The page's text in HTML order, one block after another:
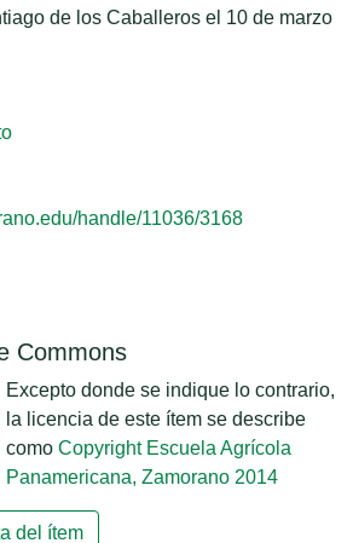
de los Caballeros el 10 de marzo
handle/11036/3168
Commons
Excepto donde se indique lo contrario,
la licencia de este ítem se describe
como Copyright Escuela Agrícola
Panamericana, Zamorano 2014
del ítem